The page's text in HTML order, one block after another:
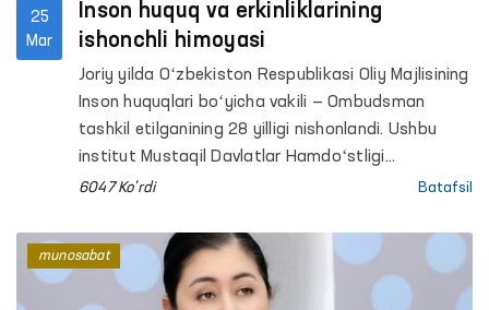
25
Mar
Inson huquq va erkinliklarining
ishonchli himoyasi
Joriy yilda Oʻzbekiston Respublikasi Oliy Majlisining
Inson huquqlari boʻyicha vakili — Ombudsman
tashkil etilganining 28 yilligi nishonlandi. Ushbu
institut Mustaqil Davlatlar Hamdoʻstligi
mamlakatlari orasida birinchilardan boʻlib bizning
6047 Ko'rdi Batafsil
munosabat